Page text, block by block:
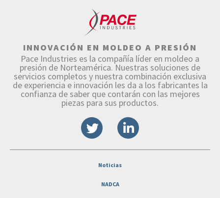
INNOVACIÓN EN MOLDEO A PRESIÓN
Pace Industries es la compañía líder en moldeo a
presión de Norteamérica. Nuestras soluciones de
servicios completos y nuestra combinación exclusiva
de experiencia e innovación les da a los fabricantes la
confianza de saber que contarán con las mejores
piezas para sus productos.
Noticias
NADCA